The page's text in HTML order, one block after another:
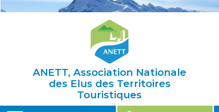
ANETT, Association Nationale
des Elus des Territoires
Touristiques